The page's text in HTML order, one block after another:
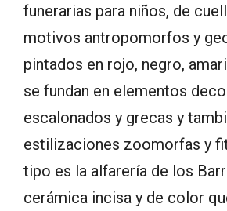
funerarias para niños, de
motivos antropomorfos y
pintados en rojo, negro,
se fundan en elementos
escalonados y grecas y
estilizaciones zoomorfas y
tipo es la alfarería de los
cerámica incisa y de color